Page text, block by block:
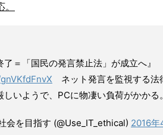
了＝「国民の発言禁止法」が成立へ』
ネット発言を監視する法
いようで、PCに物凄い負荷がかかる。
会を目指す (@Use_IT_ethical) 2016年